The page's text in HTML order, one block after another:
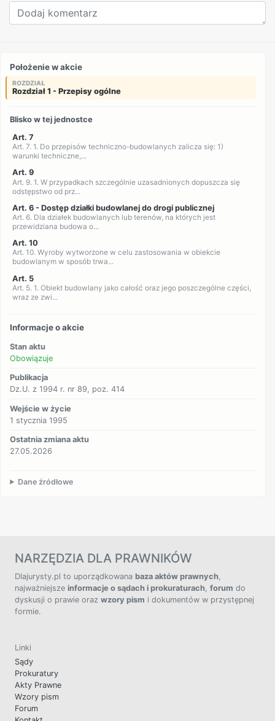
Położenie w akcie
ROZDZIAŁ
Rozdział 1 - Przepisy ogólne
Blisko w tej jednostce
Art. 7
Art. 7. 1. Do przepisów techniczno-budowlanych zalicza się: 1)
warunki techniczne,...
Art. 9
Art. 9. 1. W przypadkach szczególnie uzasadnionych dopuszcza się
odstępstwo od prz...
Art. 6 - Dostęp działki budowlanej do drogi publicznej
Art. 6. Dla działek budowlanych lub terenów, na których jest
przewidziana budowa o...
Art. 10
Art. 10. Wyroby wytworzone w celu zastosowania w obiekcie
budowlanym w sposób trwa...
Art. 5
Art. 5. 1. Obiekt budowlany jako całość oraz jego poszczególne części,
wraz ze zwi...
Informacje o akcie
Stan aktu
Obowiązuje
Publikacja
Dz.U. z 1994 r. nr 89, poz. 414
Wejście w życie
1 stycznia 1995
Ostatnia zmiana aktu
27.05.2026
Dane źródłowe
NARZĘDZIA DLA PRAWNIKÓW
Dlajurysty.pl to uporządkowana baza aktów prawnych,
najważniejsze informacje o sądach i prokuraturach, forum do
dyskusji o prawie oraz wzory pism i dokumentów w przystępnej
formie.
Linki
Sądy
Prokuratury
Akty Prawne
Wzory pism
Forum